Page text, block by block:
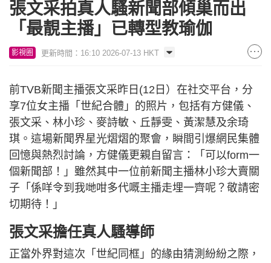
張文采拍真人騷新聞部傾巢而出
「最靚主播」已轉型教瑜伽
影視圈 更新時間：16:10 2026-07-13 HKT
前TVB新聞主播張文采昨日(12日）在社交平台，分
享7位女主播「世紀合體」的照片，包括有方健儀、
張文采、林小珍、麥詩敏、丘靜雯、黃潔慧及余琦
琪。這場新聞界星光熠熠的聚會，瞬間引爆網民集體
回憶與熱烈討論，方健儀更親自留言：「可以form一
個新聞部！」雖然其中一位前新聞主播林小珍大賣關
子「係咩令到我哋咁多代嘅主播走埋一齊呢？敬請密
切期待！」
張文采擔任真人騷導師
正當外界對這次「世紀同框」的緣由猜測紛紛之際，